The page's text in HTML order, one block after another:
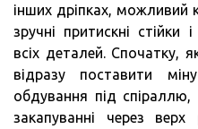
інших дріпках, можливий
зручні притискні стійки
всіх деталей. Спочатку,
відразу поставити
обдування під
закапуванні через